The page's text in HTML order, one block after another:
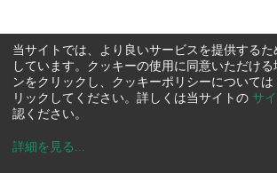
当サイトでは、より良いサービスを提供する
しています。クッキーの使用に同意いただけ
ンをクリックし、クッキーポリシーについて
リックしてください。詳しくは当サイトの サ
認ください。
詳細を見る ...